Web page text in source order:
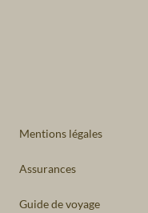
Mentions légales
Assurances
Guide de voyage